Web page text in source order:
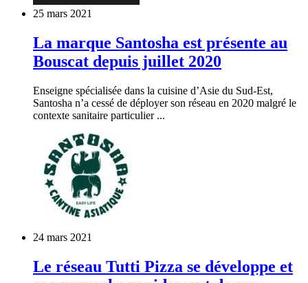
25 mars 2021
La marque Santosha est présente au
Bouscat depuis juillet 2020
Enseigne spécialisée dans la cuisine d’Asie du Sud-Est,
Santosha n’a cessé de déployer son réseau en 2020 malgré le
contexte sanitaire particulier ...
24 mars 2021
Le réseau Tutti Pizza se développe et